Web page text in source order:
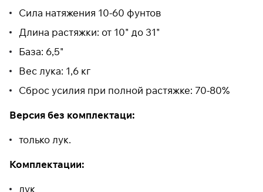
Сила натяжения 10-60 фунтов
Длина растяжки: от 10" до 31"
База: 6,5"
Вес лука: 1,6 кг
Сброс усилия при полной растяжке: 70-80%
Версия без комплектаци:
только лук.
Комплектации:
лук